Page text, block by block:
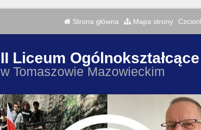
Strona główna Mapa strony
II Liceum
w Tomaszowie Mazowieckim